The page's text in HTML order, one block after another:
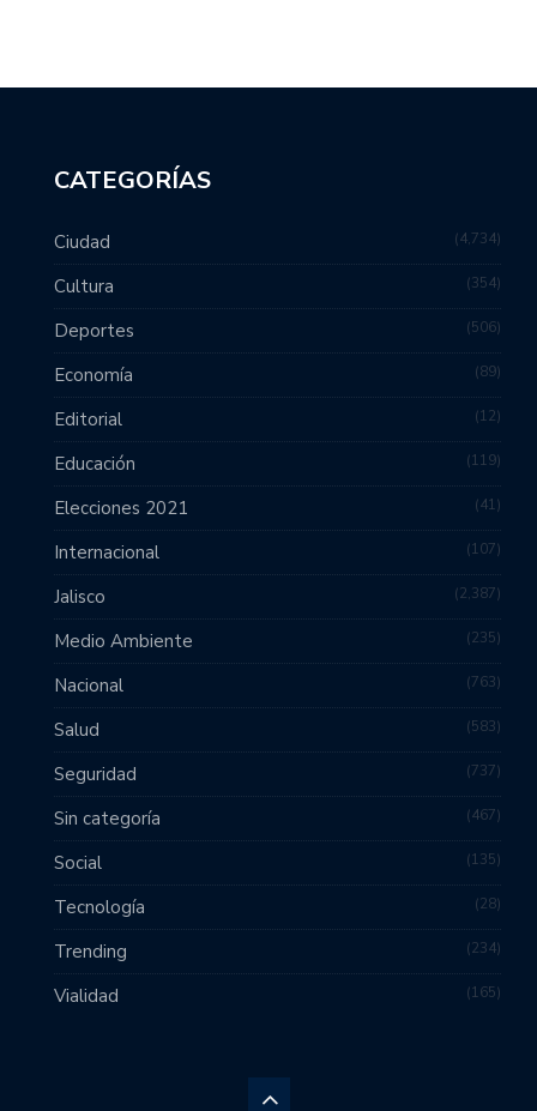
CATEGORÍAS
Ciudad 4,734
Cultura 354
Deportes 506
Economía 89
Editorial 12
Educación 119
Elecciones 2021 41
Internacional 107
Jalisco 2,387
Medio Ambiente 235
Nacional 763
Salud 583
Seguridad 737
Sin categoría 467
Social 135
Tecnología 28
Trending 234
Vialidad 165